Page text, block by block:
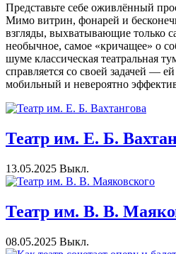
Представьте себе оживлённый
Мимо витрин, фонарей и
взгляды, выхватывающие только
необычное, самое «кричащее» о
шуме классическая театральная
справляется со своей задачей —
мобильный и невероятно
Театр им. Е. Б.
13.05.2025 Выкл.
Театр им. В. В.
08.05.2025 Выкл.